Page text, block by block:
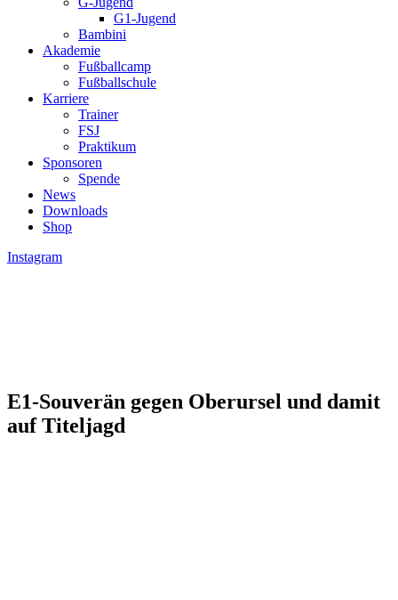
G1-Jugend
Bambini
Akademie
Fußballcamp
Fußballschule
Karriere
Trainer
FSJ
Praktikum
Sponsoren
Spende
News
Downloads
Shop
Instagram
E1-Souverän gegen Oberursel und damit
auf Titeljagd